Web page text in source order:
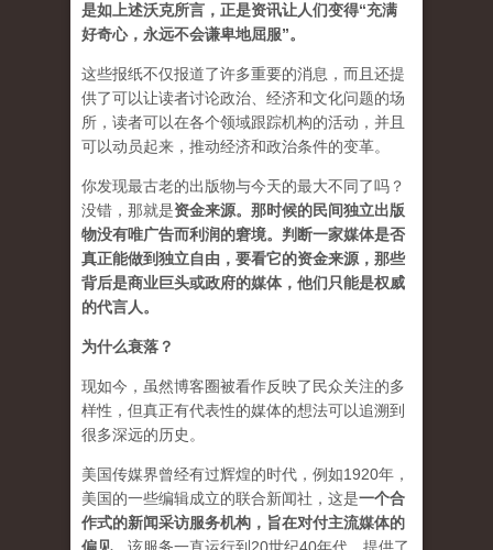
是如上述沃克所言，正是资讯让人们变得“充满
好奇心，永远不会谦卑地屈服”。
这些报纸不仅报道了许多重要的消息，而且还提
供了可以让读者讨论政治、经济和文化问题的场
所，读者可以在各个领域跟踪机构的活动，并且
可以动员起来，推动经济和政治条件的变革。
你发现最古老的出版物与今天的最大不同了吗？
没错，那就是资金来源。 那时候的民间独立出版
物没有唯广告而利润的窘境。判断一家媒体是否
真正能做到独立自由，要看它的资金来源，那些
背后是商业巨头或政府的媒体，他们只能是权威
的代言人。
为什么衰落？
现如今，虽然博客圈被看作反映了民众关注的多
样性，但真正有代表性的媒体的想法可以追溯到
很多深远的历史。
美国传媒界曾经有过辉煌的时代，例如1920年，
美国的一些编辑成立的联合新闻社，这是一个合
作式的新闻采访服务机构，旨在对付主流媒体的